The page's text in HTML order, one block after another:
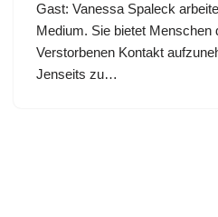
Gast: Vanessa Spaleck
Medium. Sie bietet Menschen
Verstorbenen Kontakt
Jenseits zu…